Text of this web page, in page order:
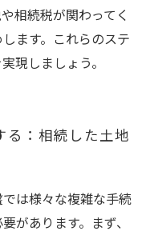
相続税が関わってく
ます。これらのステ
現しましょう。
る：相続した土地
は様々な複雑な手続
があります。まず、